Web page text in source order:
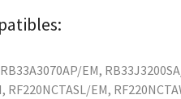
EM,
RF220NCTASL/EM,